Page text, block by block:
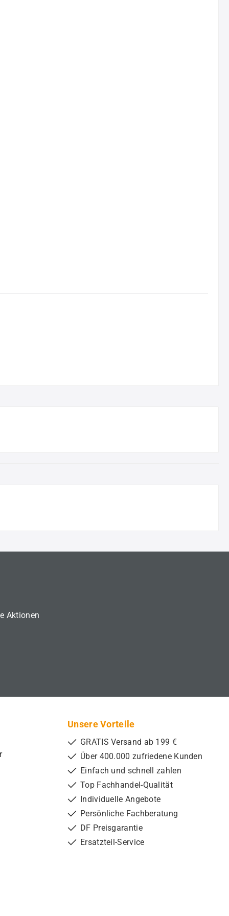
Aktionen
Unsere Vorteile
GRATIS Versand ab 199 €
Über 400.000 zufriedene Kunden
Einfach und schnell zahlen
Top Fachhandel-Qualität
Individuelle Angebote
Persönliche Fachberatung
DF Preisgarantie
Ersatzteil-Service